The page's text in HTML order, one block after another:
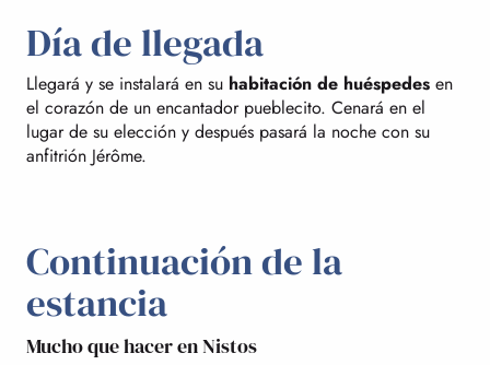
Día de llegada
Llegará y se instalará en su habitación de huéspedes en
el corazón de un encantador pueblecito. Cenará en el
lugar de su elección y después pasará la noche con su
anfitrión Jérôme.
Continuación de la
estancia
Mucho que hacer en Nistos